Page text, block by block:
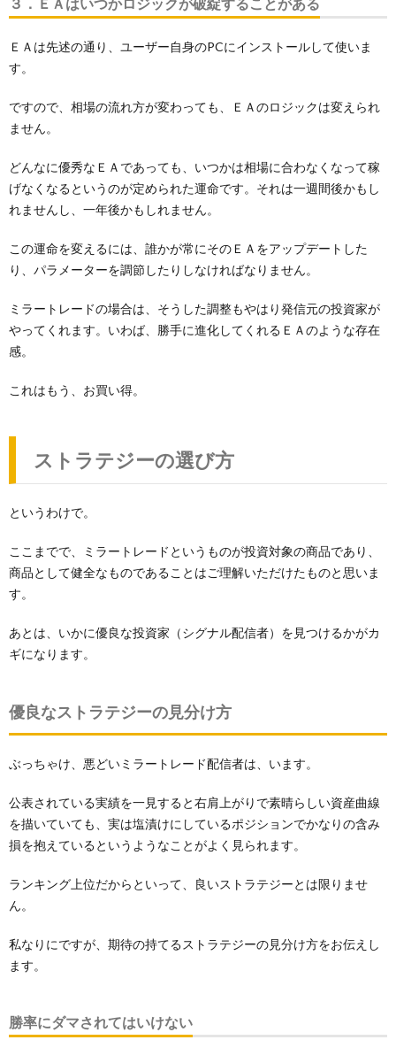
ＥＡは先述の通り、ユーザー自身のPCにインストールして使いま
す。
ですので、相場の流れ方が変わっても、ＥＡのロジックは変えられ
ません。
どんなに優秀なＥＡであっても、いつかは相場に合わなくなって稼
げなくなるというのが定められた運命です。それは一週間後かもし
れませんし、一年後かもしれません。
この運命を変えるには、誰かが常にそのＥＡをアップデートした
り、パラメーターを調節したりしなければなりません。
ミラートレードの場合は、そうした調整もやはり発信元の投資家が
やってくれます。いわば、勝手に進化してくれるＥＡのような存在
感。
これはもう、お買い得。
ストラテジーの選び方
というわけで。
ここまでで、ミラートレードというものが投資対象の商品であり、
商品として健全なものであることはご理解いただけたものと思いま
す。
あとは、いかに優良な投資家（シグナル配信者）を見つけるかがカ
ギになります。
優良なストラテジーの見分け方
ぶっちゃけ、悪どいミラートレード配信者は、います。
公表されている実績を一見すると右肩上がりで素晴らしい資産曲線
を描いていても、実は塩漬けにしているポジションでかなりの含み
損を抱えているというようなことがよく見られます。
ランキング上位だからといって、良いストラテジーとは限りませ
ん。
私なりにですが、期待の持てるストラテジーの見分け方をお伝えし
ます。
勝率にダマされてはいけない